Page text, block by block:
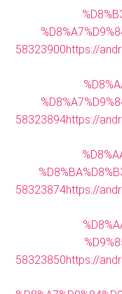
58323900https://
58323894https://
58323874https://
58323850https://